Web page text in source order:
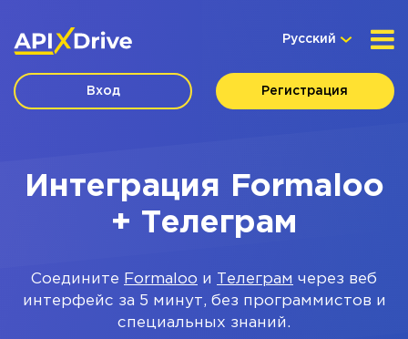
Русский
Вход Регистрация
Интеграция Formaloo
+ Телеграм
Соедините Formaloo и Телеграм через веб
интерфейс за 5 минут, без программистов и
специальных знаний.